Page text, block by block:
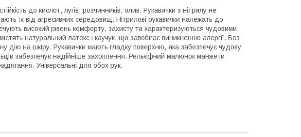
до кислот, лугів, розчинників, олив. Рукавички з нітрилу не
їх від агресивних середовищ. Нітрилові рукавички належать до
високий рівень комфорту, захисту та характеризуються чудовими
натуральний латекс і каучук, що запобігає виникненню алергії. Без
дію на шкіру. Рукавички мають гладку поверхню, яка забезпечує чудову
забезпечує надійніше захоплення. Рельєфний малюнок манжети
Універсальні для обох рук.